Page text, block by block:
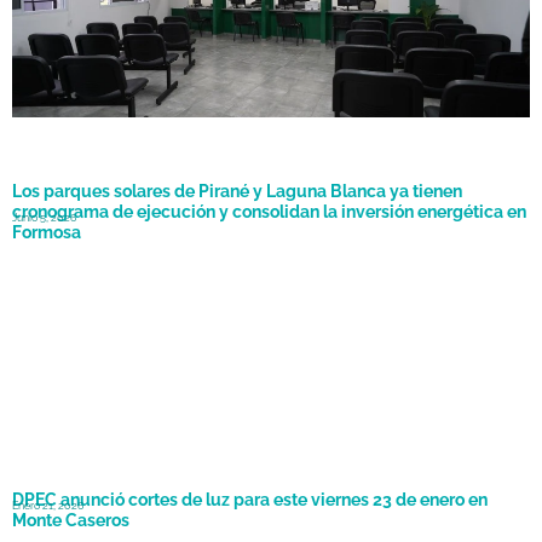
Los parques solares de Pirané y Laguna Blanca ya tienen
cronograma de ejecución y consolidan la inversión energética en
Formosa
Junio 5, 2026
DPEC anunció cortes de luz para este viernes 23 de enero en
Monte Caseros
Enero 21, 2026